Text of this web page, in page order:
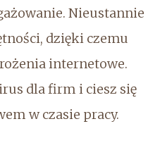
Nieustannie
dzięki czemu
internetowe.
dla firm i ciesz się
w czasie pracy.